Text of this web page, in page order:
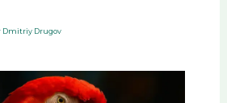
Dmitriy Drugov